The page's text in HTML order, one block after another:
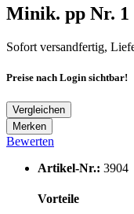
Minik. pp Nr. 1
Sofort versandfertig,
Preise nach Login sichtbar!
Vergleichen
Merken
Bewerten
Artikel-Nr.: 3904
Vorteile